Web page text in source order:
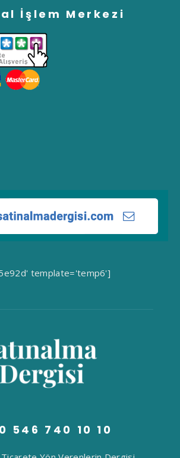
İşlem Merkezi
template='temp6']
546 740 10 10